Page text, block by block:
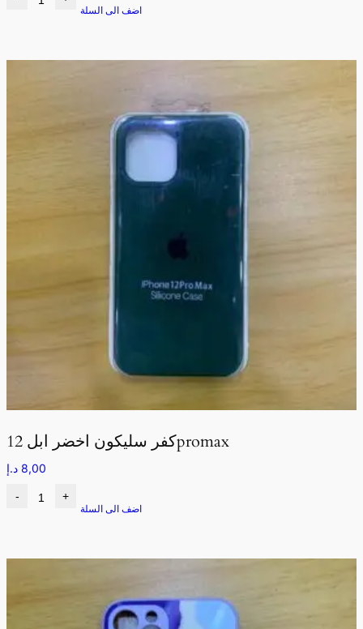
اضف الى السلة
كفر سليكون اخضر ابل 12promax
8,00 د.إ
- +
اضف الى السلة